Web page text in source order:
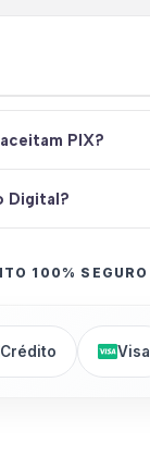
PIX?
Digital?
100% SEGURO
Crédito Visa